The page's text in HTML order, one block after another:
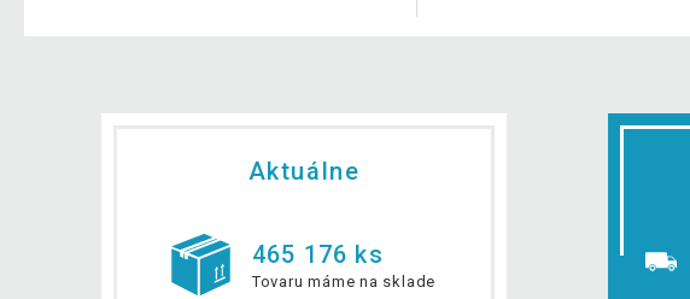
Aktuálne
465 176 ks
Tovaru máme na sklade